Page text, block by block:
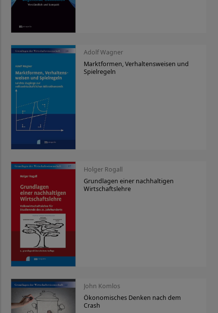
Adolf Wagner
Marktformen, Verhaltensweisen und
Spielregeln
Holger Rogall
Grundlagen einer nachhaltigen
Wirtschaftslehre
John Komlos
Ökonomisches Denken nach dem
Crash